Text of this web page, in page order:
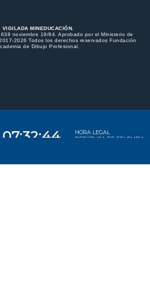
VIGILADA MINEDUCACIÓN.
noviembre 19/84. Aprobado por el Ministerio de
2026 Todos los derechos reservados Fundación
de Dibujo Profesional.